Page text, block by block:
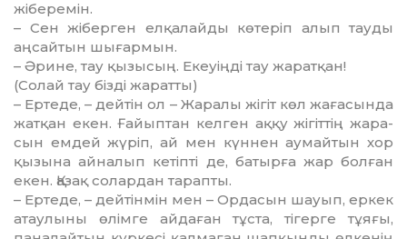
жіберемін.
– Сен жіберген елқалайды көте­ріп алып тауды
аңсайтын шығармын.
– Әрине, тау қызысың. Екеуіңді тау жаратқан!
(Солай тау бізді жаратты)
– Ертеде, – дейтін ол – Жаралы жігіт көл жағасында
жатқан екен. Ғайыптан келген аққу жігіттің жара­
сын емдей жүріп, ай мен күннен ау­май­тын хор
қызына айналып ке­тіп­ті де, батырға жар болған
екен. Қазақ солардан тарапты.
– Ертеде, – дейтінмін мен – Ор­да­сын шауып, еркек
атаулыны өлімге айдаған тұста, тігерге тұяғы,